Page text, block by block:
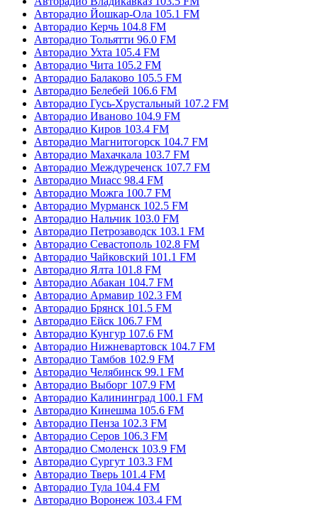
Авторадио Йошкар-Ола 105.1 FM
Авторадио Керчь 104.8 FM
Авторадио Тольятти 96.0 FM
Авторадио Ухта 105.4 FM
Авторадио Чита 105.2 FM
Авторадио Балаково 105.5 FM
Авторадио Белебей 106.6 FM
Авторадио Гусь-Хрустальный 107.2 FM
Авторадио Иваново 104.9 FM
Авторадио Киров 103.4 FM
Авторадио Магнитогорск 104.7 FM
Авторадио Махачкала 103.7 FM
Авторадио Междуреченск 107.7 FM
Авторадио Миасс 98.4 FM
Авторадио Можга 100.7 FM
Авторадио Мурманск 102.5 FM
Авторадио Нальчик 103.0 FM
Авторадио Петрозаводск 103.1 FM
Авторадио Севастополь 102.8 FM
Авторадио Чайковский 101.1 FM
Авторадио Ялта 101.8 FM
Авторадио Абакан 104.7 FM
Авторадио Армавир 102.3 FM
Авторадио Брянск 101.5 FM
Авторадио Ейск 106.7 FM
Авторадио Кунгур 107.6 FM
Авторадио Нижневартовск 104.7 FM
Авторадио Тамбов 102.9 FM
Авторадио Челябинск 99.1 FM
Авторадио Выборг 107.9 FM
Авторадио Калининград 100.1 FM
Авторадио Кинешма 105.6 FM
Авторадио Пенза 102.3 FM
Авторадио Серов 106.3 FM
Авторадио Смоленск 103.9 FM
Авторадио Сургут 103.3 FM
Авторадио Тверь 101.4 FM
Авторадио Тула 104.4 FM
Авторадио Воронеж 103.4 FM